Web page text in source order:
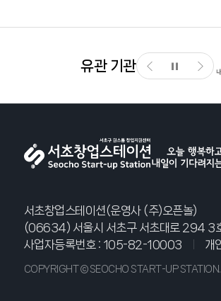
유관 기관
서초창업스테이션(운영사 (주)오픈놀)
(06634) 서울시 서초구 서초대로 294 3
사업자등록번호 : 105-82-10003
개
COPYRIGHT © SEOCHO START-UP STATION.